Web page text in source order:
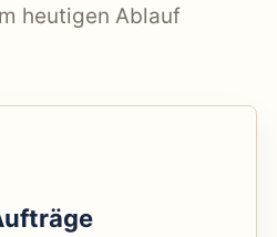
heutigen Ablauf